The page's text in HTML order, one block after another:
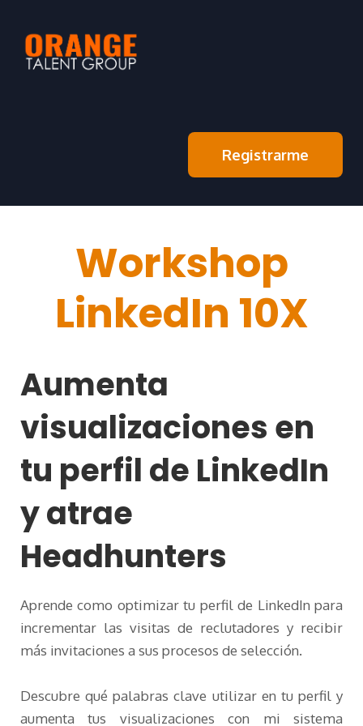
Registrarme
Workshop
LinkedIn 10X
Aumenta
visualizaciones en
tu perfil de LinkedIn
y atrae
Headhunters
Aprende como optimizar tu perfil de LinkedIn para
incrementar las visitas de reclutadores y recibir
más invitaciones a sus procesos de selección.
Descubre qué palabras clave utilizar en tu perfil y
aumenta tus visualizaciones con mi sistema